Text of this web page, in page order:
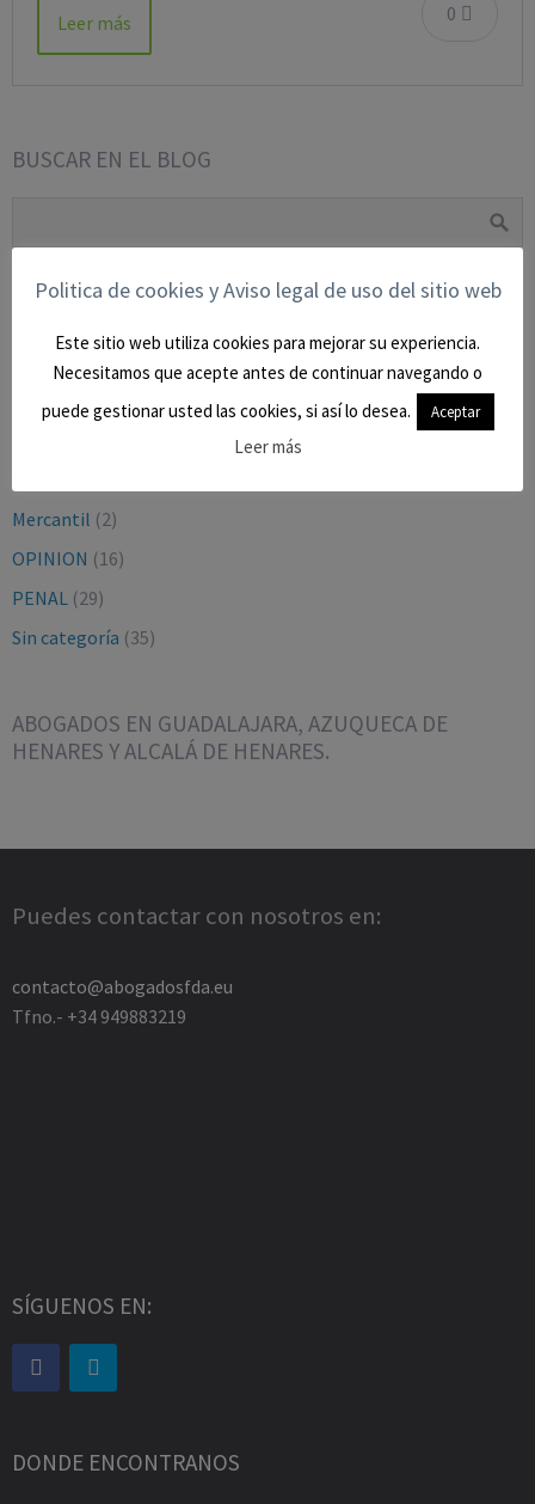
0
Leer más
BUSCAR EN EL BLOG
BLOG(9)
(27)
(9)
Mercantil (2)
OPINION (16)
PENAL (29)
Sin categoría (35)
ABOGADOS EN GUADALAJARA, AZUQUECA DE
HENARES Y ALCALÁ DE HENARES.
Puedes contactar con nosotros en:
contacto@abogadosfda.eu
Tfno.- +34 949883219
SÍGUENOS EN:
DONDE ENCONTRANOS
Politica de cookies y Aviso legal de uso del sitio web
Este sitio web utiliza cookies para mejorar su experiencia.
Necesitamos que acepte antes de continuar navegando o
puede gestionar usted las cookies, si así lo desea.
Aceptar
Leer más